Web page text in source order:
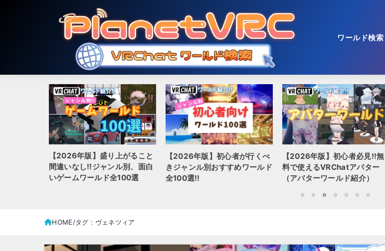
ワールド検索
【2026年版】初心者が行くべ
きジャンル別おすすめワールド
全100選!!
【2026年版】初心者必見!!無
料で使えるVRChatアバター
（アバターワールド紹介）
【2026年版】綺麗で壮大な景
色！多種多様な世界を味わえる
おすすめ景観ワールドに行こう
HOME タグ : ヴェネツィア